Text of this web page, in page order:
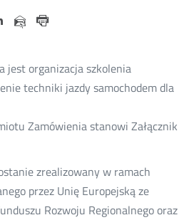
Udostępnij
na
OtwórzUdostępnij
przez
jest organizacja szkolenia
techniki jazdy samochodem dla
Zamówienia stanowi Załącznik
zrealizowany w ramach
przez Unię Europejską ze
Rozwoju Regionalnego oraz